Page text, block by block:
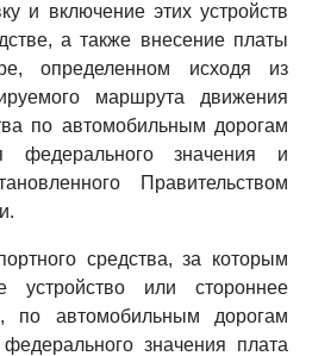
и включение этих устройств
а также внесение платы
определенном исходя из
маршрута движения
по автомобильным дорогам
федерального значения и
Правительством
средства, за которым
устройство или стороннее
по автомобильным дорогам
значения плата